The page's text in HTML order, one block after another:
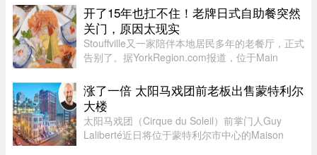
Joshua，后来认同为女性，并开始代表加州高中参
加女子体育赛事。自2025 ...
开了15年也扛不住！老牌日式自助餐突然
关门，原因太现实
Stouffville又一家陪伴本地居民多年的老餐厅，正式
告别了。据YorkRegion.com报道，位于Main
Maki Zushi，已于7月30日结束营业。Maki Zushi
经营15年后因租金上涨于7月30 ...
涨了一倍 太阳马戏团前老板出售蒙特利尔
大楼
太阳马戏团（Cirque du Soleil）前掌门人Guy
Laliberté近日将位于蒙特利尔市中心的Maison